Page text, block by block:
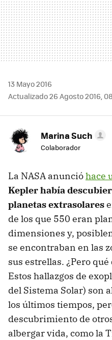
13 Mayo 2016
Actualizado 26 Agosto 2016,
Marina Such
Colaborador
La NASA anuncióhace
Kepler había
planetas extrasolares
de los que 550 eran
dimensiones y,
se encontraban en las
sus estrellas. ¿Pero
Estos hallazgos de
del Sistema Solar) son
los últimos tiempos,
descubrimiento de
albergar vida, como la